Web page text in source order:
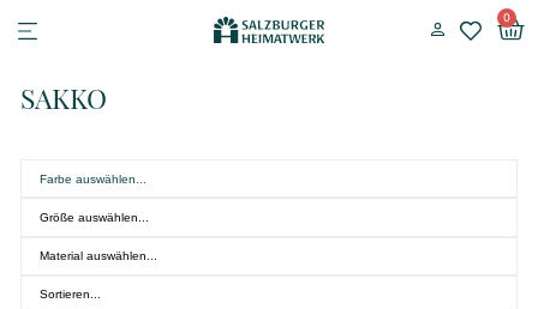
0
SAKKO
Farbe auswählen...